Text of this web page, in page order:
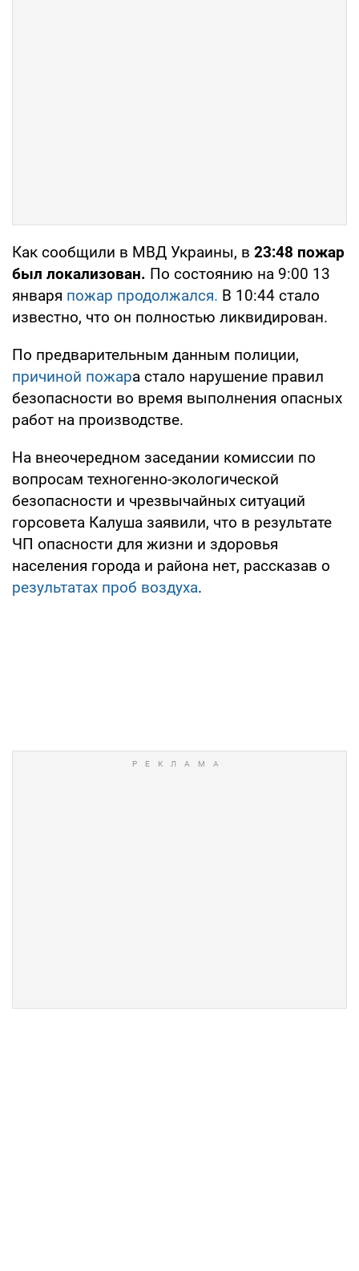
Как сообщили в МВД Украины, в 23:48 пожар
был локализован. По состоянию на 9:00 13
января пожар продолжался. В 10:44 стало
известно, что он полностью ликвидирован.
По предварительным данным полиции,
причиной пожара стало нарушение правил
безопасности во время выполнения опасных
работ на производстве.
На внеочередном заседании комиссии по
вопросам техногенно-экологической
безопасности и чрезвычайных ситуаций
горсовета Калуша заявили, что в результате
ЧП опасности для жизни и здоровья
населения города и района нет, рассказав о
результатах проб воздуха.